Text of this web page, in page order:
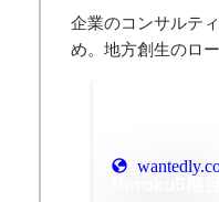
企業のコンサルテ
め。地方創生のロ